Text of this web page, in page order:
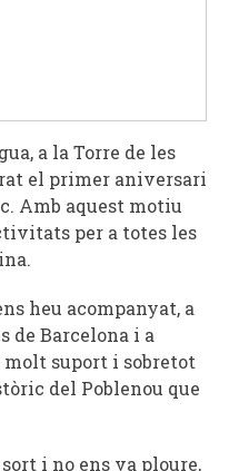
a la Torre de les
el primer aniversari
Amb aquest motiu
per a totes les
heu acompanyat, a
de Barcelona i a
molt suport i sobretot
del Poblenou que
i no ens va ploure,